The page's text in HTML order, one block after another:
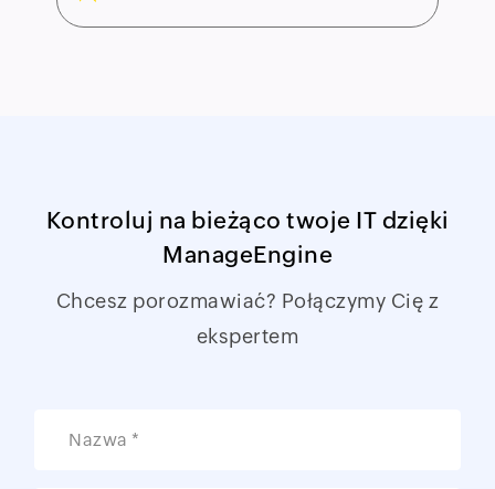
Kontroluj na bieżąco twoje IT dzięki
ManageEngine
Chcesz porozmawiać? Połączymy Cię z
ekspertem
Nazwa *